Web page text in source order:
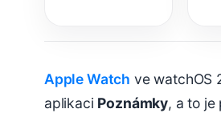
Apple Watch ve watchOS
aplikaci Poznámky, a to